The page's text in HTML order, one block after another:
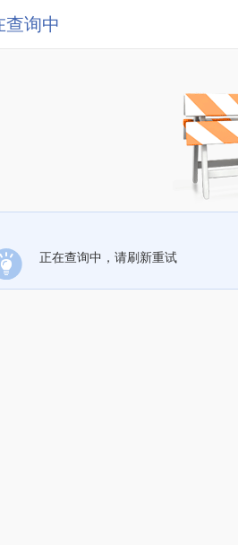
查询中
正在查询中，请刷新重试